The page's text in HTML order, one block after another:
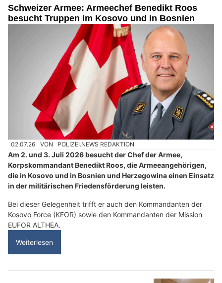
Schweizer Armee: Armeechef Benedikt Roos
besucht Truppen im Kosovo und in Bosnien
02.07.26 VON POLIZEI.NEWS REDAKTION
Am 2. und 3. Juli 2026 besucht der Chef der Armee,
Korpskommandant Benedikt Roos, die Armeeangehörigen,
die in Kosovo und in Bosnien und Herzegowina einen Einsatz
in der militärischen Friedensförderung leisten.
Bei dieser Gelegenheit trifft er auch den Kommandanten der
Kosovo Force (KFOR) sowie den Kommandanten der Mission
EUFOR ALTHEA.
Weiterlesen